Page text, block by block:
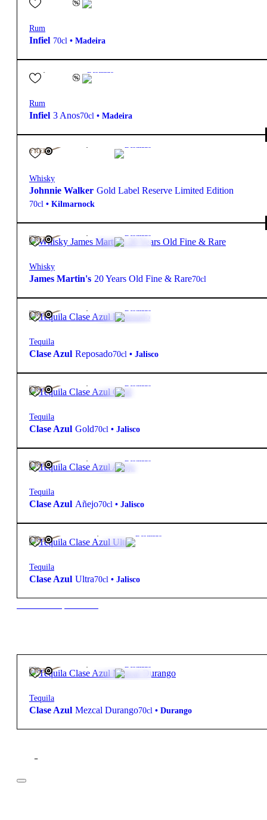
Rum
Infiel 70cl • Madeira
39,50€ Destilado
Rum
Infiel 3 Anos70cl • Madeira
FREE
135,00€ Destilado
Whisky
Johnnie Walker Gold Label Reserve Limited Edition
70cl • Kilmarnock
FREE
475,00€ Destilado
Whisky
James Martin's 20 Years Old Fine & Rare70cl
FREE
199,50€ Destilado
Tequila
Clase Azul Reposado70cl • Jalisco
FREE
455,00€ Destilado
Tequila
Clase Azul Gold70cl • Jalisco
FREE
825,00€ Destilado
Tequila
Clase Azul Añejo70cl • Jalisco
FREE
3 235,00€ Destilado
Tequila
Clase Azul Ultra70cl • Jalisco
FREE
460,00€ Destilado
Tequila
Clase Azul Mezcal Durango70cl • Durango
Filtros